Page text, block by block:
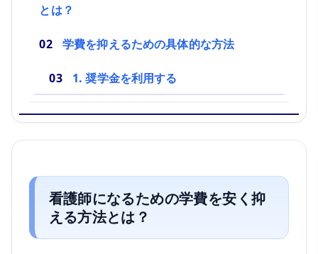
とは？
学費を抑えるための具体的な方法
1. 奨学金を利用する
看護師になるための学費を安く抑
える方法とは？